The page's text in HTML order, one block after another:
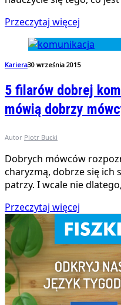
Przeczytaj więcej
Kariera30 września 2015
5 filarów dobrej
mówią dobrzy
Autor Piotr Bucki
Dobrych mówców
charyzmą, dobrze się ich
patrzy. I wcale nie
Przeczytaj więcej